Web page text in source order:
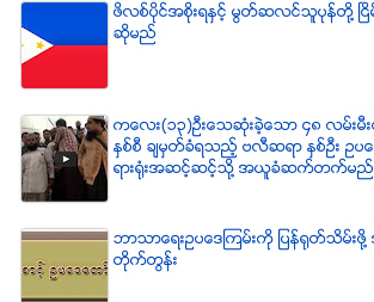
ဖိလစ္ပိုင္အစိုးရႏွင့္ မြတ္ဆလင္သူပုန္တို႔ ၿငိ
ဆိုမည္
ကေလး(၁၃)ဦးေသဆံုးခဲ့ေသာ ၄၈ လမ္းမီး
ႏွစ္စီ ခ်မွတ္ခံရသည့္ ဗလီဆရာ ႏွစ္ဦး
ရားရံုးအဆင့္ဆင့္သို႔ အယူခံဆက္တက္မည္
ဘာသာေရးဥပေဒၾကမ္းကို ျပန္ရုတ္သိမ္း
တိုက္တြန္း